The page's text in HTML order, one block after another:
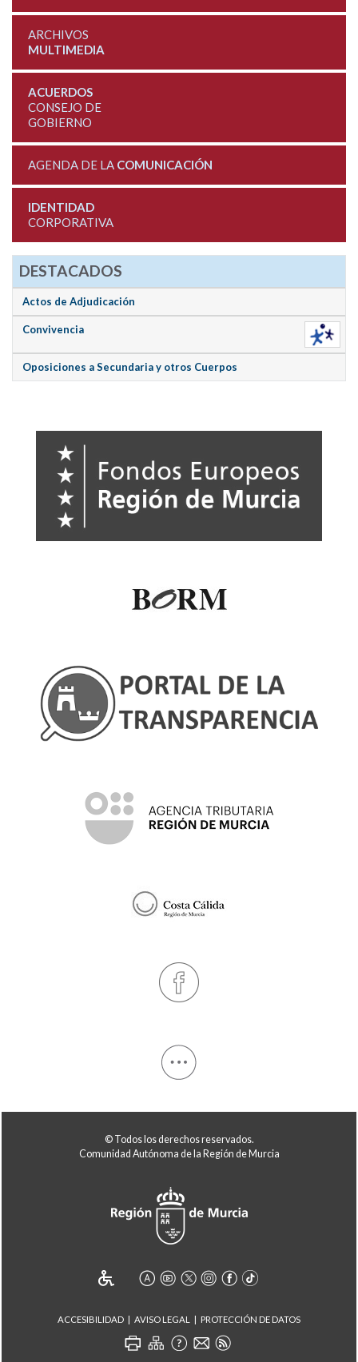
ARCHIVOS
MULTIMEDIA
ACUERDOS
CONSEJO DE
GOBIERNO
AGENDA DE LA COMUNICACIÓN
IDENTIDAD
CORPORATIVA
DESTACADOS
Actos de Adjudicación
Convivencia
Oposiciones a Secundaria y otros Cuerpos
© Todos los derechos reservados.
Comunidad Autónoma de la Región de Murcia
ACCESIBILIDAD AVISO LEGAL PROTECCIÓN DE DATOS